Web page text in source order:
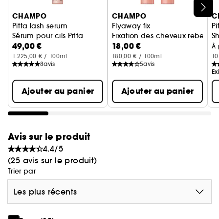
Vos sourcils, en mieux. Le sérum pour sourcils
Pitta délivre des vitamines et des minéraux
directement au follicule pileux pour aider à
soutenir le cycle de croissance unique des
sourcils.
Formulé à partir d'un complexe de Tétrapeptides
incluant des Acides Aminés Biomimétiques et de
naturelle en vos sourcils en seulement 6 à 8
semaines.
Légèrement parfumé avec un mélange d'huiles
essentielles, dont le Géranium Rosat, le Néroli et
Ignorer le carrousel produits
CHAMPO
Pitta lash serum
Sérum pour cils Pitta
49,00 €
1.225,00 € / 100ml
8avis
Ajouter au panier
CHAMPO
Flyaway fix
Fixation des cheveux rebelles
18,00 €
180,00 € / 100ml
5avis
Ajouter au panier
À
Avis sur le produit
4.4/5
(25 avis sur le produit)
Trier par
Les plus récents